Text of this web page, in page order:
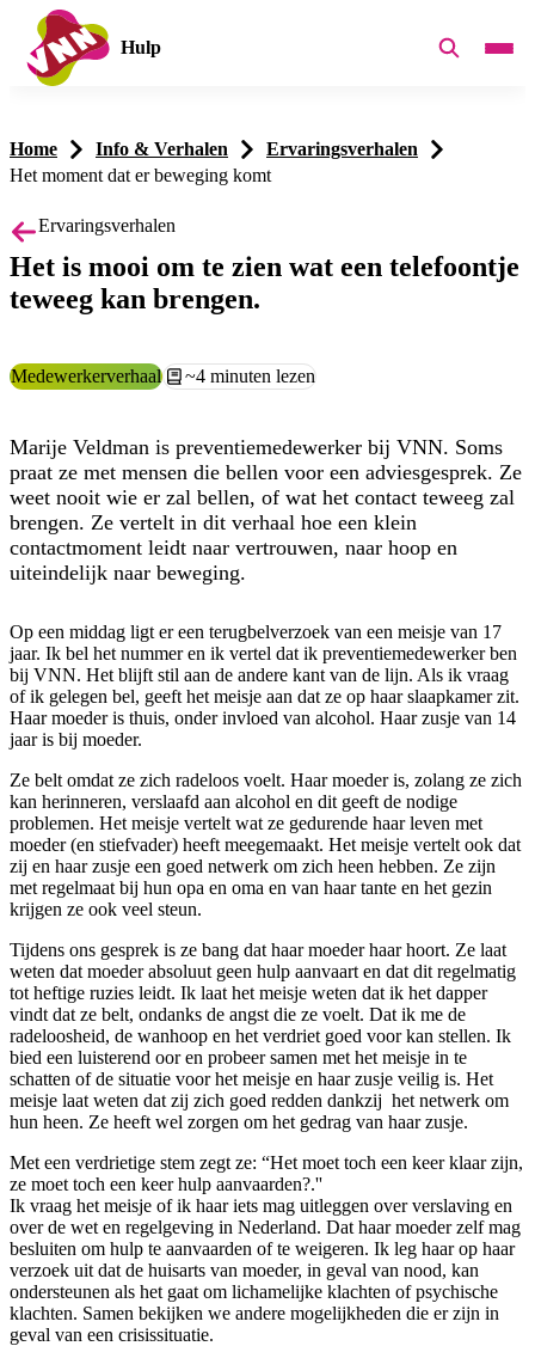
Hulp
Home Info & Verhalen
Ervaringsverhalen
Het moment dat er beweging komt
Ervaringsverhalen
Het is mooi om te zien wat een telefoontje
teweeg kan brengen.
Categorie:
MedewerkerverhaalLeestijd:
~4 minuten lezen
Marije Veldman is preventiemedewerker bij VNN. Soms
praat ze met mensen die bellen voor een adviesgesprek. Ze
weet nooit wie er zal bellen, of wat het contact teweeg zal
brengen. Ze vertelt in dit verhaal hoe een klein
contactmoment leidt naar vertrouwen, naar hoop en
uiteindelijk naar beweging.
Op een middag ligt er een terugbelverzoek van een meisje van 17
jaar. Ik bel het nummer en ik vertel dat ik preventiemedewerker ben
bij VNN. Het blijft stil aan de andere kant van de lijn. Als ik vraag
of ik gelegen bel, geeft het meisje aan dat ze op haar slaapkamer zit.
Haar moeder is thuis, onder invloed van alcohol. Haar zusje van 14
jaar is bij moeder.
Ze belt omdat ze zich radeloos voelt. Haar moeder is, zolang ze zich
kan herinneren, verslaafd aan alcohol en dit geeft de nodige
problemen. Het meisje vertelt wat ze gedurende haar leven met
moeder (en stiefvader) heeft meegemaakt. Het meisje vertelt ook dat
zij en haar zusje een goed netwerk om zich heen hebben. Ze zijn
met regelmaat bij hun opa en oma en van haar tante en het gezin
krijgen ze ook veel steun.
Tijdens ons gesprek is ze bang dat haar moeder haar hoort. Ze laat
weten dat moeder absoluut geen hulp aanvaart en dat dit regelmatig
tot heftige ruzies leidt. Ik laat het meisje weten dat ik het dapper
vindt dat ze belt, ondanks de angst die ze voelt. Dat ik me de
radeloosheid, de wanhoop en het verdriet goed voor kan stellen. Ik
bied een luisterend oor en probeer samen met het meisje in te
schatten of de situatie voor het meisje en haar zusje veilig is. Het
meisje laat weten dat zij zich goed redden dankzij het netwerk om
hun heen. Ze heeft wel zorgen om het gedrag van haar zusje.
Met een verdrietige stem zegt ze: “Het moet toch een keer klaar zijn,
ze moet toch een keer hulp aanvaarden?.''
Ik vraag het meisje of ik haar iets mag uitleggen over verslaving en
over de wet en regelgeving in Nederland. Dat haar moeder zelf mag
besluiten om hulp te aanvaarden of te weigeren. Ik leg haar op haar
verzoek uit dat de huisarts van moeder, in geval van nood, kan
ondersteunen als het gaat om lichamelijke klachten of psychische
klachten. Samen bekijken we andere mogelijkheden die er zijn in
geval van een crisissituatie.